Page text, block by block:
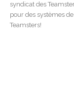
syndicat des
pour des systèmes
Teamsters!